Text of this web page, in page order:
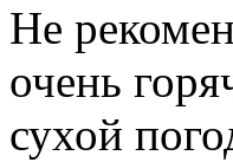
Не
очень
сухой